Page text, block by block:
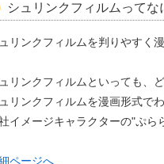
シュリンクフィルムって
リンクフィルムを判りやすく
リンクフィルムといっても、
リンクフィルムを漫画形式で
イメージキャラクターの"ぷら
ページへ